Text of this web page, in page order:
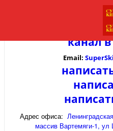
канал в
Email:
Адрес офиса:
массив Вартемяги-1, ул